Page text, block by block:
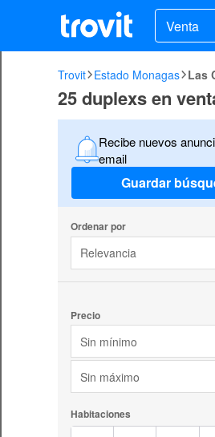
Venta
Trovit Estado Monagas Las
25 duplexs en
Recibe nuevos
email
Guardar
Ordenar por
Relevancia
Precio
Sin mínimo
Sin máximo
Habitaciones